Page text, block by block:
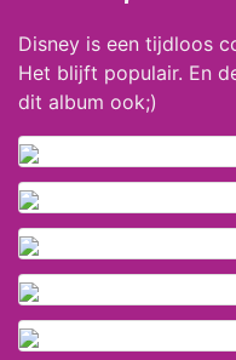
Disney is een tijdloos
Het blijft populair. En
dit album ook;)